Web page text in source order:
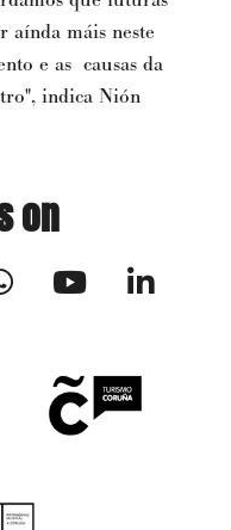
aínda máis neste
e as causas da
indica Nión
on